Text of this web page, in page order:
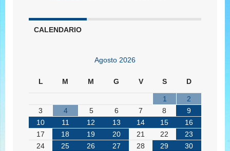
CALENDARIO
Agosto 2026
L M M G V S D
1
2
3
4 5 6 7 8
9
10
11 12 13 14 15
16
17
18 19 20 21 22
23
24
25 26 27 28 29
30